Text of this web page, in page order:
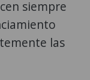
siempre
las